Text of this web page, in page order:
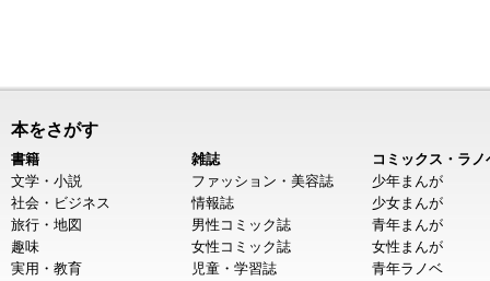
本をさがす
書籍
文学・小説
社会・ビジネス
旅行・地図
趣味
実用・教育
雑誌
ファッション・美容誌
情報誌
男性コミック誌
女性コミック誌
児童・学習誌
コミックス・ラノ
少年まんが
少女まんが
青年まんが
女性まんが
青年ラノベ